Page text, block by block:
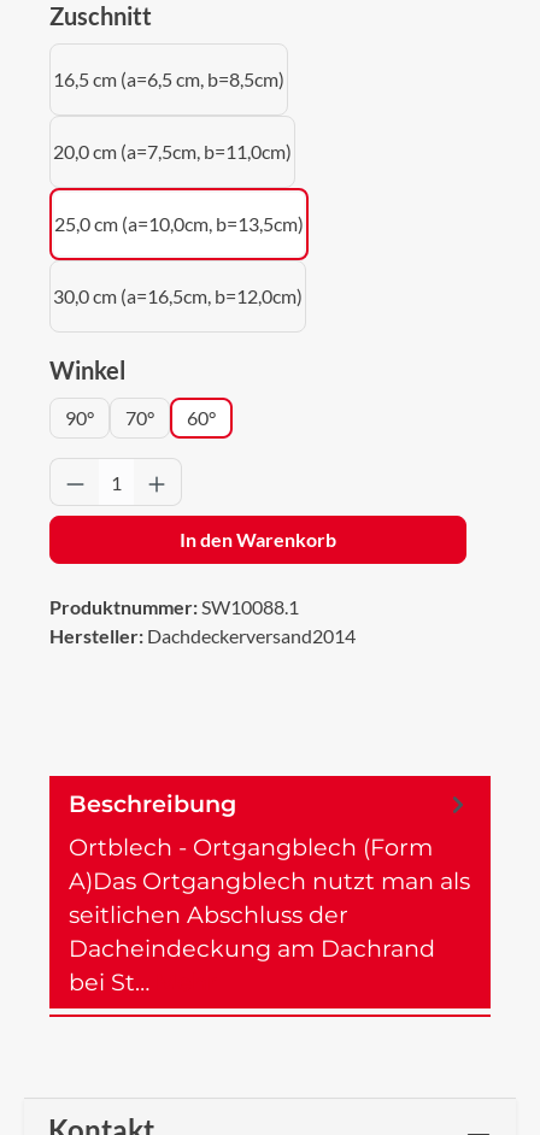
Zuschnitt
16,5 cm (a=6,5 cm, b=8,5cm)
20,0 cm (a=7,5cm, b=11,0cm)
25,0 cm (a=10,0cm, b=13,5cm)
30,0 cm (a=16,5cm, b=12,0cm)
Winkel
90° 70° 60°
Produkt Anzahl: Gib den gewünschten
In den Warenkorb
Produktnummer:SW10088.1
Hersteller: Dachdeckerversand2014
Beschreibung
Ortblech - Ortgangblech (Form
A)Das Ortgangblech nutzt man als
seitlichen Abschluss der
Dacheindeckung am Dachrand
bei St…